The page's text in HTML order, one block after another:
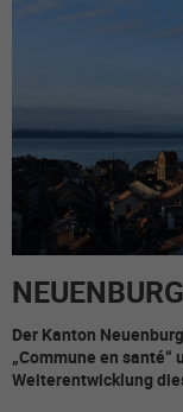
NEUENBURG
Der Kanton
„Commune en
Weiterentwicklung